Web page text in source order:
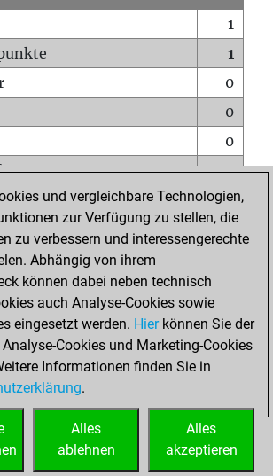
1
1
0
0
0
0
0
Brett
0
0
siebten
0
und vergleichbare Technologien,
zur Verfügung zu stellen, die
zu verbessern und interessengerechte
Abhängig von ihrem
können dabei neben technisch
auch Analyse-Cookies sowie
eingesetzt werden. Hierkönnen Sie der
Cookies und Marketing-Cookies
Informationen finden Sie in
.
Alles
akzeptieren
Alles
ablehnen